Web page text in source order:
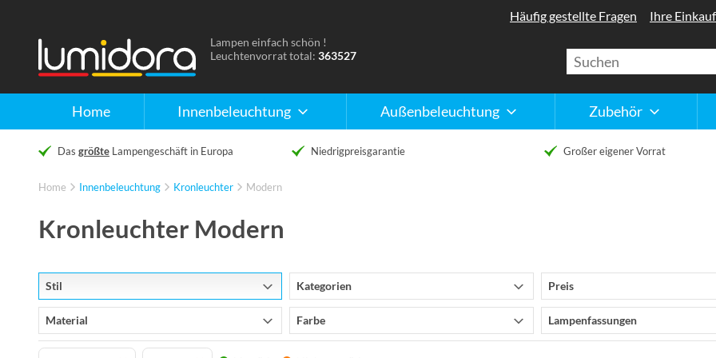
Home Innenbeleuchtung Außenbeleuchtung Zubehör
Häufig gestellte Fragen Ihre
Naar
de
Lampen einfach schön !
Leuchtenvorrat total: 363527
Das größte Lampengeschäft in Europa Niedrigpreisgarantie Großer eigener Vorrat
Home Innenbeleuchtung Kronleuchter Modern
Kronleuchter Modern
Stil Kategorien Preis
Material Farbe Lampenfassungen